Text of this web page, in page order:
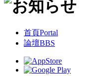
首頁Portal
論壇BBS